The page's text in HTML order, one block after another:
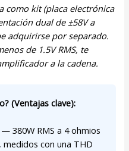
como kit (placa electrónica
dual de ±58V a
adquirirse por separado.
de 1.5V RMS, te
a la cadena.
(Ventajas clave):
— 380W RMS a 4 ohmios
medidos con una THD